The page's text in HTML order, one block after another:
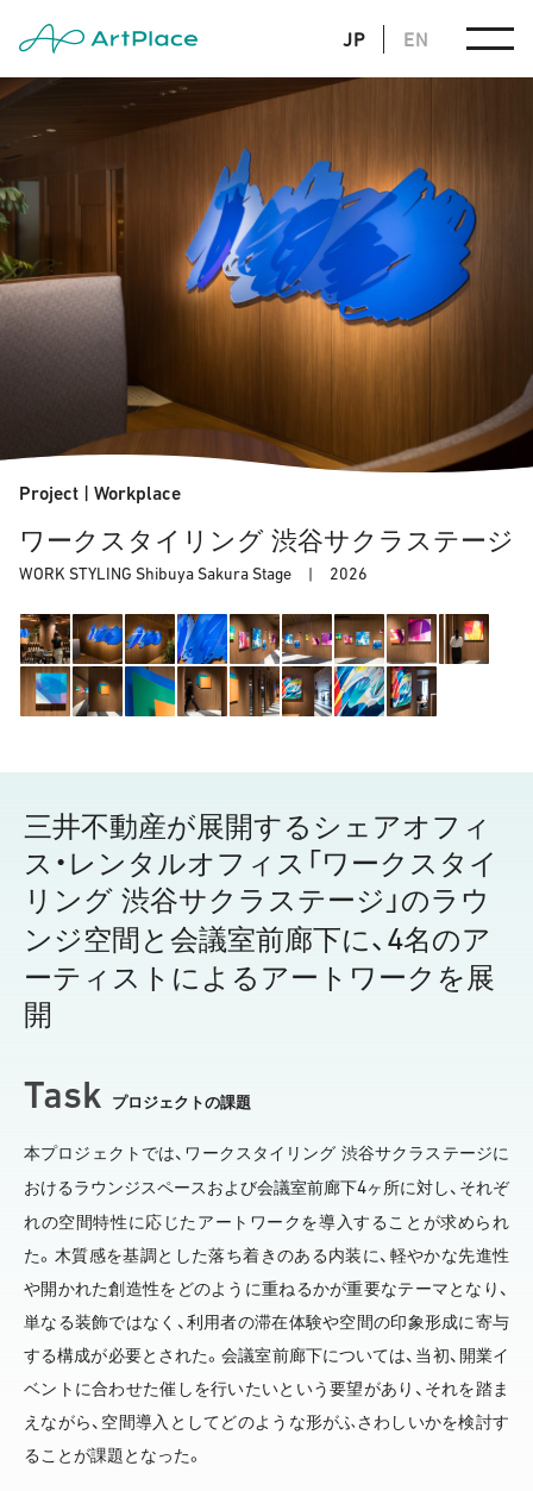
JP EN
Project | Workplace
ワークスタイリング 渋谷サクラステージ
WORK STYLING Shibuya Sakura Stage | 2026
三井不動産が展開するシェアオフィ
ス・レンタルオフィス 「ワークスタイ
リング 渋谷サクラステージ」のラウ
ンジ空間と 会議室前廊下に、 4名のア
ーティストによるアートワークを展
開
Task プロジェクトの課題
本プロジェクトでは、ワークスタイリング 渋谷サクラステージに
おけるラウンジスペースおよび会議室前廊下4ヶ所に対し、それぞ
れの空間特性に応じたアートワークを導入することが求められ
た。木質感を基調とした落ち着きのある内装に、軽やかな先進性
や開かれた創造性をどのように重ねるかが重要なテーマとなり、
単なる装飾ではなく、利用者の滞在体験や空間の印象形成に寄与
する構成が必要とされた。会議室前廊下については、当初、開業イ
ベントに合わせた催しを行いたいという要望があり、それを踏ま
えながら、空間導入としてどのような形がふさわしいかを検討す
ることが課題となった。